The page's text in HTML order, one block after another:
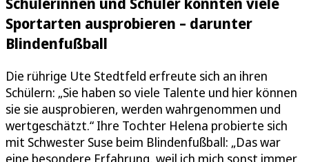
Sportarten ausprobieren – darunter
Blindenfußball
Die rührige Ute Stedtfeld erfreute sich an ihren
Schülern: „Sie haben so viele Talente und hier können
sie sie ausprobieren, werden wahrgenommen und
wertgeschätzt.“ Ihre Tochter Helena probierte sich
mit Schwester Suse beim Blindenfußball: „Das war
eine besondere Erfahrung, weil ich mich sonst immer